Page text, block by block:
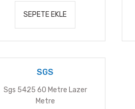
SEPETE EKLE
SGS
Sgs 5425 60 Metre Lazer
Metre